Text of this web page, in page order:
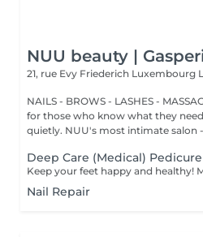
NUU beauty |
21, rue Evy Friederich Luxembourg
NAILS - BROWS - LASHES -
for those who know what they
quietly. NUU's most intimate salon -
Deep Care (Medical) Pedicure
Nail Repair